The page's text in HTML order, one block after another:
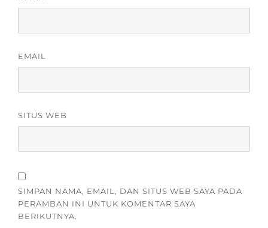
EMAIL
SITUS WEB
SIMPAN NAMA, EMAIL, DAN SITUS WEB SAYA PADA
PERAMBAN INI UNTUK KOMENTAR SAYA
BERIKUTNYA.